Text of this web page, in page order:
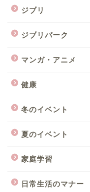
ジブリ
ジブリパーク
マンガ・アニメ
健康
冬のイベント
夏のイベント
家庭学習
日常生活のマナー